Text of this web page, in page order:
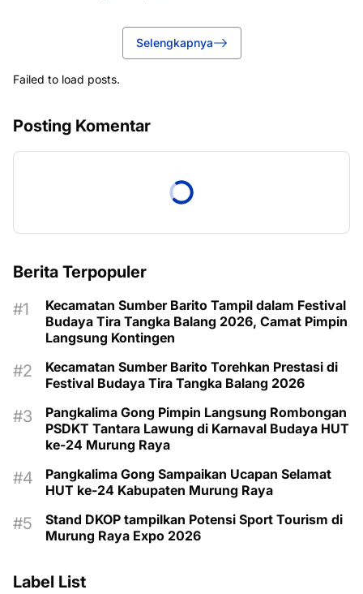
Selengkapnya
Failed to load posts.
Posting Komentar
Berita Terpopuler
Kecamatan Sumber Barito Tampil dalam Festival
Budaya Tira Tangka Balang 2026, Camat Pimpin
Langsung Kontingen
Kecamatan Sumber Barito Torehkan Prestasi di
Festival Budaya Tira Tangka Balang 2026
Pangkalima Gong Pimpin Langsung Rombongan
PSDKT Tantara Lawung di Karnaval Budaya HUT
ke-24 Murung Raya
Pangkalima Gong Sampaikan Ucapan Selamat
HUT ke-24 Kabupaten Murung Raya
Stand DKOP tampilkan Potensi Sport Tourism di
Murung Raya Expo 2026
Label List